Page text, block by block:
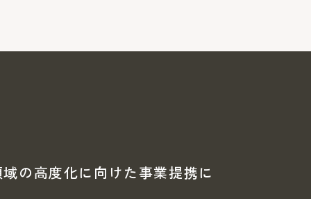
の高度化に向けた事業提携に